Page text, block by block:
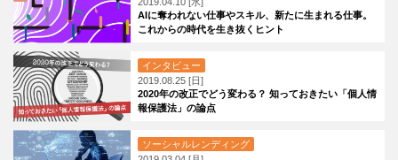
AIに奪われない仕事やスキル、新たに生まれる仕事。
これからの時代を生き抜くヒント
インタビュー
2019.08.25 [日]
2020年の改正でどう変わる？ 知っておきたい「個人情
報保護法」の論点
ソーシャルレンディング